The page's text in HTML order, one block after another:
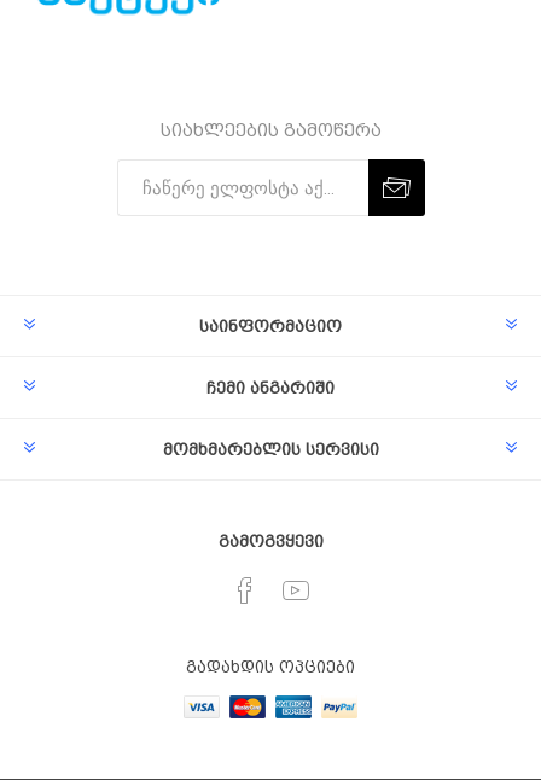
სიახლეების გამოწერა
საინფორმაციო
ჩემი ანგარიში
მომხმარებლის სერვისი
გამოგვყევი
გადახდის ოპციები